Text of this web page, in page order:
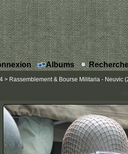
Albums
> Rassemblement & Bourse Militaria - Neuvic